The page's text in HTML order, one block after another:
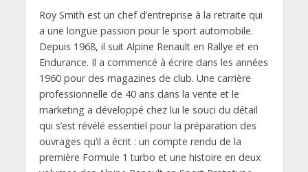
Roy Smith est un chef d’entreprise à la retraite qui
a une longue passion pour le sport automobile.
Depuis 1968, il suit Alpine Renault en Rallye et en
Endurance. Il a commencé à écrire dans les années
1960 pour des magazines de club. Une carrière
professionnelle de 40 ans dans la vente et le
marketing a développé chez lui le souci du détail
qui s’est révélé essentiel pour la préparation des
ouvrages qu’il a écrit : un compte rendu de la
première Formule 1 turbo et une histoire en deux